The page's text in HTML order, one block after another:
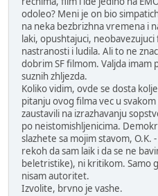
odoleo? Meni je on bio
na neka bezbrizhna vremena i
laki, opushtajuci,
nastranosti i ludila. Ali to ne
dobrim SF filmom. Valjda imam
suznih zhljezda.
Koliko vidim, ovde se dosta
pitanju ovog filma vec u
zaustavili na izrazhavanju
po neistomishljenicima.
slazhete sa mojim stavom, O.K.
rekoh da sam laik i da se ne
beletristike), ni kritikom. Samo
nisam autoritet.
Izvolite, brvno je vashe.